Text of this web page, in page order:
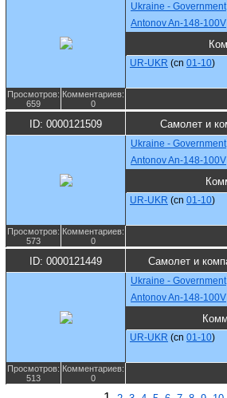
Ukraine - Government
Antonov An-148-100V
UR-UKR (cn 01-10)
Просмотров:
659
Комментариев:
0
ID: 0000121509 Самолет и
Ukraine - Government
Antonov An-148-100V
UR-UKR (cn 01-10)
Просмотров:
573
Комментариев:
0
ID: 0000121449 Самолет и
Ukraine - Government
Antonov An-148-100V
UR-UKR (cn 01-10)
Просмотров:
513
Комментариев:
0